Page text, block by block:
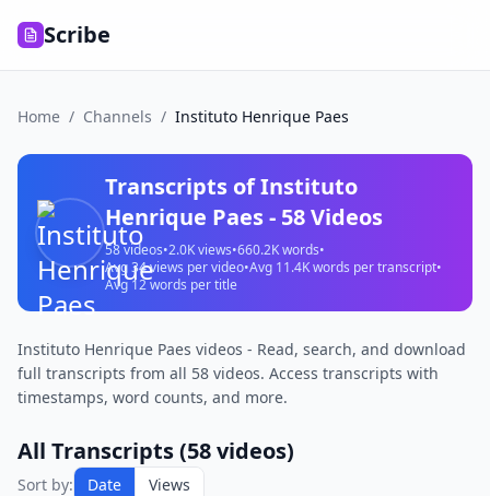
Scribe
Home / Channels / Instituto Henrique Paes
Transcripts ofInstituto
Henrique Paes- 58Videos
58videos•2.0Kviews•660.2Kwords•
Avg34views per video•Avg 11.4Kwords per transcript•
Avg12words per title
Instituto Henrique Paes videos - Read, search, and download
full transcripts from all 58 videos. Access transcripts with
timestamps, word counts, and more.
All Transcripts (58videos)
Sort by: Date
Views